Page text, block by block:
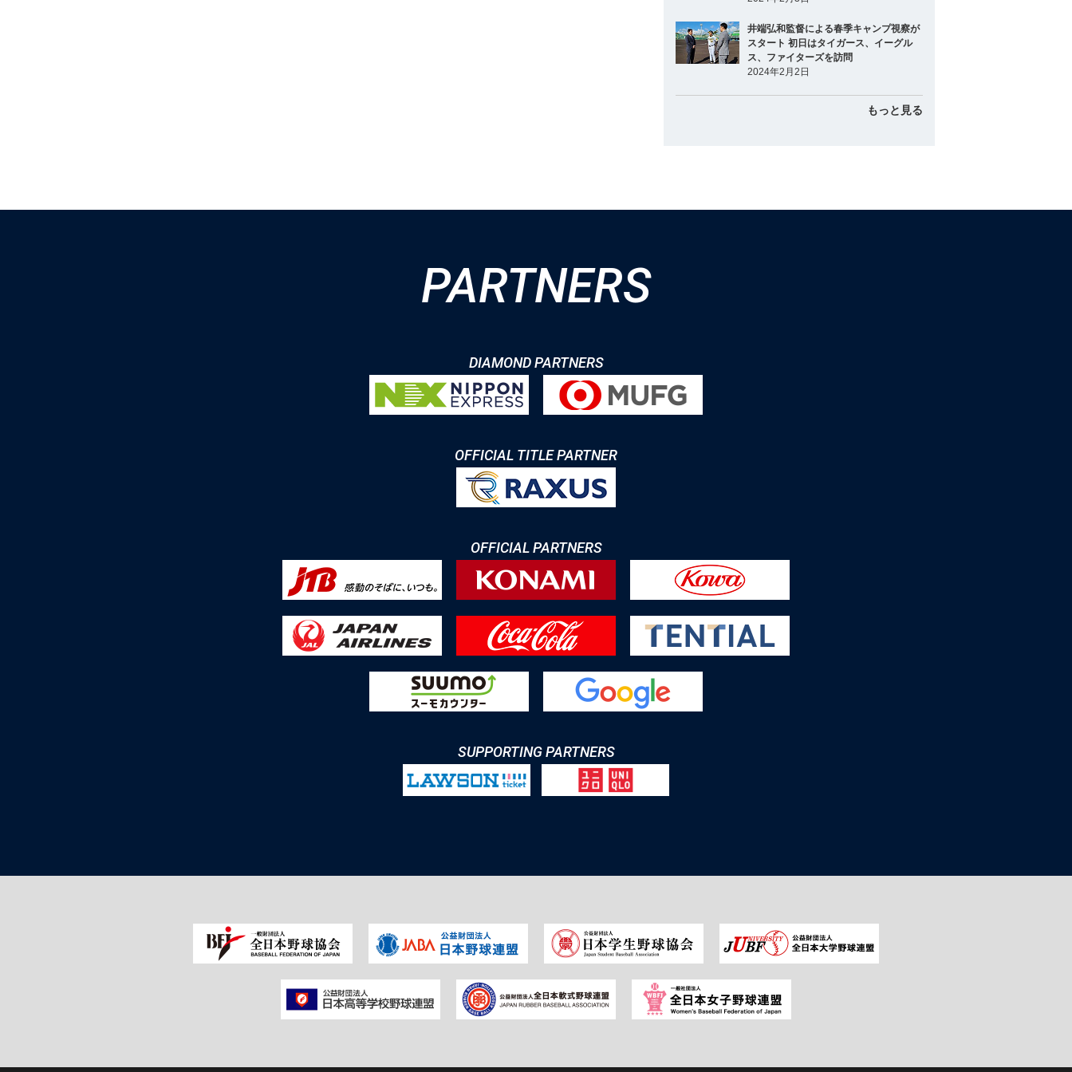
井端弘和監督による春季キャンプ視察が
スタート 初日はタイガース、イーグル
ス、ファイターズを訪問
2024年2月2日
もっと見る
PARTNERS
DIAMOND PARTNERS
OFFICIAL TITLE PARTNER
OFFICIAL PARTNERS
SUPPORTING PARTNERS